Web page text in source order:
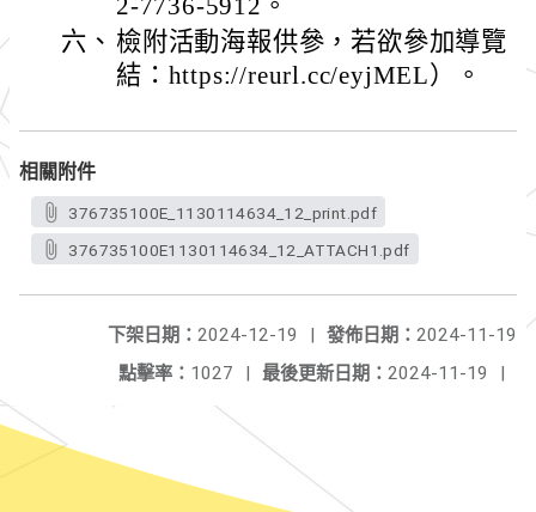
2-7736-5912。
六、 檢附活動海報供參，若欲參加導覽
結：https://reurl.cc/eyjMEL）。
相關附件
376735100E_1130114634_12_print.pdf
376735100E1130114634_12_ATTACH1.pdf
發佈日期： 2024-11-19
下架日期： 2024-12-19
|
最後更新日期： 2024-11-19 |
點擊率： 1027 |